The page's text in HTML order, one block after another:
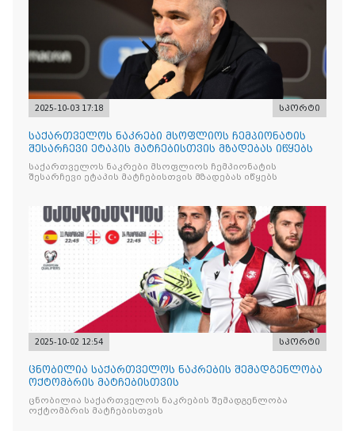
2025-10-03 17:18 სპორტი
საქართველოს ნაკრები მსოფლიოს ჩემპიონატის
შესარჩევი ეტაპის მატჩებისთვის მზადებას იწყებს
საქართველოს ნაკრები მსოფლიოს ჩემპიონატის
შესარჩევი ეტაპის მატჩებისთვის მზადებას იწყებს
2025-10-02 12:54 სპორტი
ცნობილია საქართველოს ნაკრების შემადგენლობა
ოქტომბრის მატჩებისთვის
ცნობილია საქართველოს ნაკრების შემადგენლობა
ოქტომბრის მატჩებისთვის